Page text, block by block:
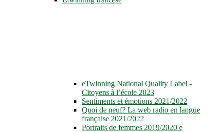
eTwinning National Quality Label -
Citoyens à l’école 2023
Sentiments et émotions 2021/2022
Quoi de neuf? La web radio en langue
française 2021/2022
Portraits de femmes 2019/2020 e